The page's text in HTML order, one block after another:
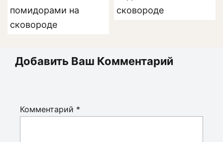
помидорами на
сковороде
сковороде
Добавить Ваш Комментарий
Комментарий *